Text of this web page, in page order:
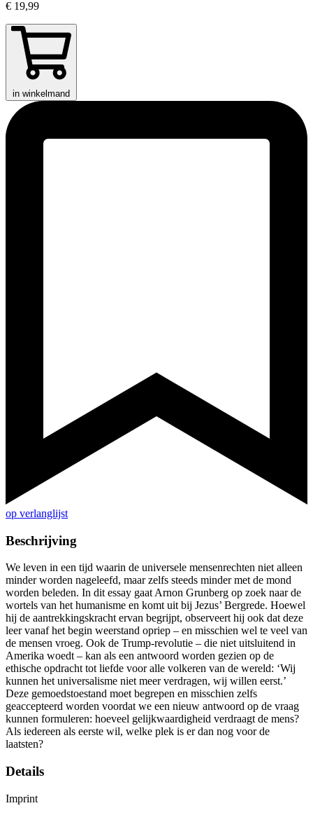
€ 19,99
in winkelmand
op verlanglijst
Beschrijving
We leven in een tijd waarin de universele mensenrechten niet alleen
minder worden nageleefd, maar zelfs steeds minder met de mond
worden beleden. In dit essay gaat Arnon Grunberg op zoek naar de
wortels van het humanisme en komt uit bij Jezus’ Bergrede. Hoewel
hij de aantrekkingskracht ervan begrijpt, observeert hij ook dat deze
leer vanaf het begin weerstand opriep – en misschien wel te veel van
de mensen vroeg. Ook de Trump-revolutie – die niet uitsluitend in
Amerika woedt – kan als een antwoord worden gezien op de
ethische opdracht tot liefde voor alle volkeren van de wereld: ‘Wij
kunnen het universalisme niet meer verdragen, wij willen eerst.’
Deze gemoedstoestand moet begrepen en misschien zelfs
geaccepteerd worden voordat we een nieuw antwoord op de vraag
kunnen formuleren: hoeveel gelijkwaardigheid verdraagt de mens?
Als iedereen als eerste wil, welke plek is er dan nog voor de
laatsten?
Details
Imprint